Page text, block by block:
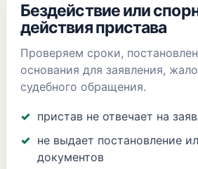
Бездействие или
действия пристава
Проверяем сроки,
основания для заявления,
судебного обращения.
пристав не отвечает на
не выдает постановление
документов